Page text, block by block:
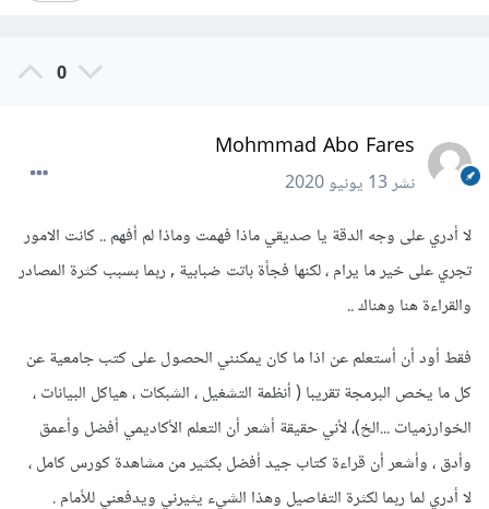
0
Mohmmad Abo Fares
نشر13 يونيو 2020
لا أدري على وجه الدقة يا صديقي ماذا فهمت وماذا لم أفهم .. كانت الامور
تجري على خير ما يرام ، لكنها فجأة باتت ضبابية , ربما بسبب كثرة المصادر
والقراءة هنا وهناك ..
فقط أود أن أستعلم عن اذا ما كان يمكنني الحصول على كتب جامعية عن
كل ما يخص البرمجة تقريبا ( أنظمة التشغيل ، الشبكات ، هياكل البيانات ،
الخوارزميات ...الخ)، لأني حقيقة أشعر أن التعلم الأكاديمي أفضل وأعمق
وأدق ، وأشعر أن قراءة كتاب جيد أفضل بكثير من مشاهدة كورس كامل ،
لا أدري لما ربما لكثرة التفاصيل وهذا الشيء يثيرني ويدفعني للأمام .